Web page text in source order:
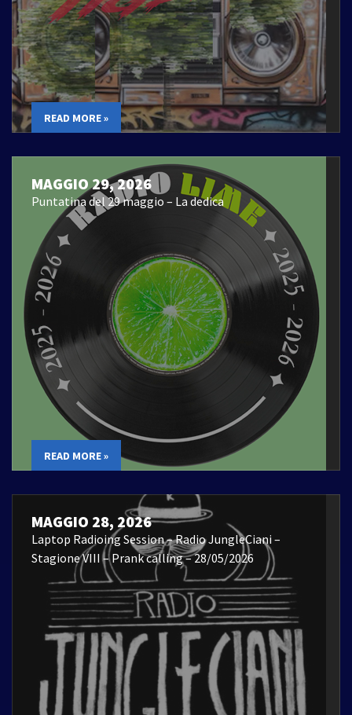
READ MORE »
MAGGIO 29, 2026
Puntatina del 29 maggio – La dedica
READ MORE »
MAGGIO 28, 2026
Laptop Radioing Session – Radio JungleCiani –
Stagione VIII – Prank calling – 28/05/2026